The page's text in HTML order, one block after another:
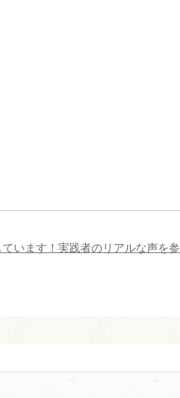
います！実践者のリアルな声を参